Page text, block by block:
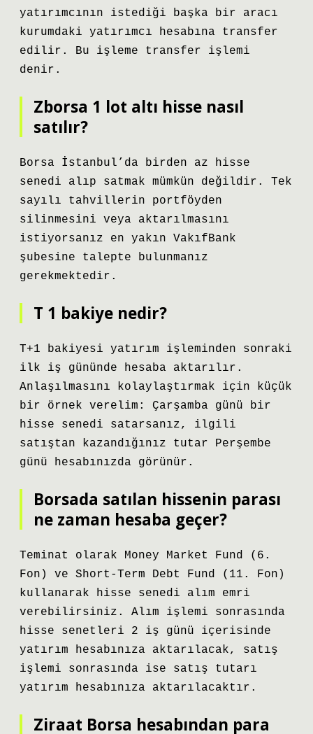
yatırımcının istediği başka bir aracı
kurumdaki yatırımcı hesabına transfer
edilir. Bu işleme transfer işlemi
denir.
Zborsa 1 lot altı hisse nasıl
satılır?
Borsa İstanbul’da birden az hisse
senedi alıp satmak mümkün değildir. Tek
sayılı tahvillerin portföyden
silinmesini veya aktarılmasını
istiyorsanız en yakın VakıfBank
şubesine talepte bulunmanız
gerekmektedir.
T 1 bakiye nedir?
T+1 bakiyesi yatırım işleminden sonraki
ilk iş gününde hesaba aktarılır.
Anlaşılmasını kolaylaştırmak için küçük
bir örnek verelim: Çarşamba günü bir
hisse senedi satarsanız, ilgili
satıştan kazandığınız tutar Perşembe
günü hesabınızda görünür.
Borsada satılan hissenin parası
ne zaman hesaba geçer?
Teminat olarak Money Market Fund (6.
Fon) ve Short-Term Debt Fund (11. Fon)
kullanarak hisse senedi alım emri
verebilirsiniz. Alım işlemi sonrasında
hisse senetleri 2 iş günü içerisinde
yatırım hesabınıza aktarılacak, satış
işlemi sonrasında ise satış tutarı
yatırım hesabınıza aktarılacaktır.
Ziraat Borsa hesabından para